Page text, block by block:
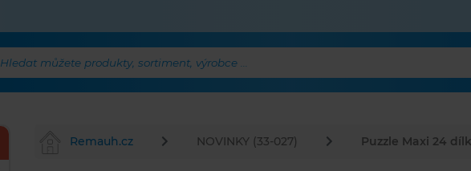
Hledat můžete produkty, sortiment, výrobce ...
Remauh.cz NOVINKY (33-027) Puzzle Maxi 24